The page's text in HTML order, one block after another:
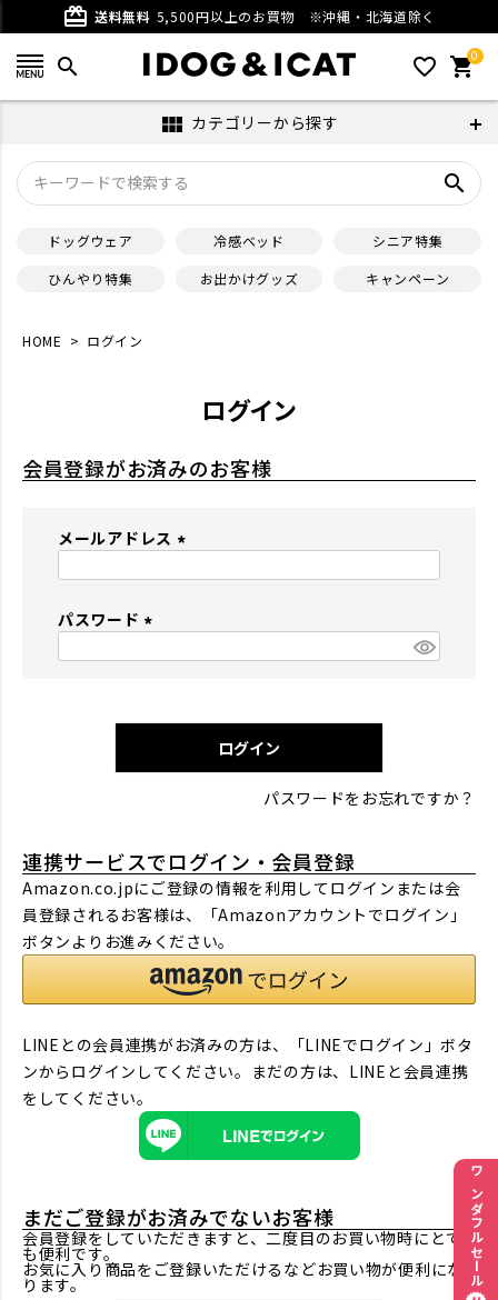
card_giftcard 送料無料 5,500円以上のお買物 ※沖縄・北海道除く
search favorite_outline 0
shopping_cart
view_module カテゴリーから探す
search
ドッグウェア 冷感ベッド
シニア特集
ひんやり特集
お出かけグッズ キャンペーン
HOME ログイン
ログイン
会員登録がお済みのお客様
メールアドレス
パスワード
)
ログイン
パスワードをお忘れですか？
連携サービスでログイン・会員登録
Amazon.co.jpにご登録の情報を利用してログインまたは会
員登録されるお客様は、「Amazonアカウントでログイン」
ボタンよりお進みください。
LINEとの会員連携がお済みの方は、「LINEでログイン」ボタ
ンからログインしてください。まだの方は、 LINEと会員連携
をしてください。
まだご登録がお済みでないお客様
会員登録をしていただきますと、二度目のお買い物時にとて
も便利です。
お気に入り商品をご登録いただけるなどお買い物が便利にな
ります。
ワンダフルセール